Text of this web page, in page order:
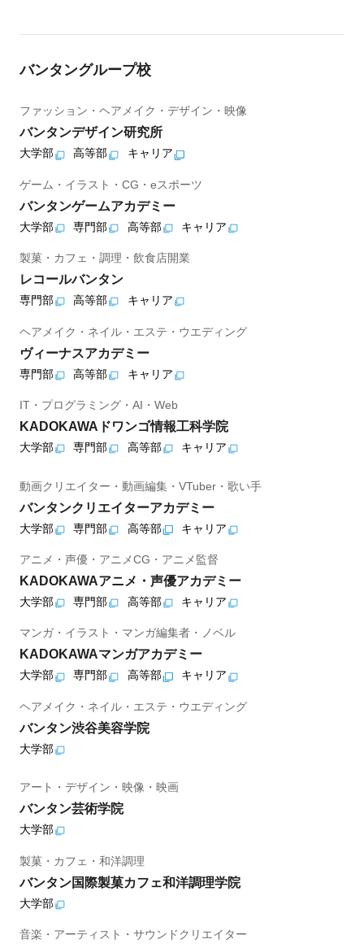
バンタングループ校
ファッション・ヘアメイク・デザイン・映像
バンタンデザイン研究所
大学部 高等部 キャリア
ゲーム・イラスト・CG・eスポーツ
バンタンゲームアカデミー
大学部 専門部 高等部 キャリア
製菓・カフェ・調理・飲食店開業
レコールバンタン
専門部 高等部 キャリア
ヘアメイク・ネイル・エステ・ウエディング
ヴィーナスアカデミー
専門部 高等部 キャリア
IT・プログラミング・AI・Web
KADOKAWAドワンゴ情報工科学院
大学部 専門部 高等部 キャリア
動画クリエイター・動画編集・VTuber・歌い手
バンタンクリエイターアカデミー
大学部 専門部 高等部 キャリア
アニメ・声優・アニメCG・アニメ監督
KADOKAWAアニメ・声優アカデミー
大学部 専門部 高等部 キャリア
マンガ・イラスト・マンガ編集者・ノベル
KADOKAWAマンガアカデミー
大学部 専門部 高等部 キャリア
ヘアメイク・ネイル・エステ・ウエディング
バンタン渋谷美容学院
大学部
アート・デザイン・映像・映画
バンタン芸術学院
大学部
製菓・カフェ・和洋調理
バンタン国際製菓カフェ和洋調理学院
大学部
音楽・アーティスト・サウンドクリエイター